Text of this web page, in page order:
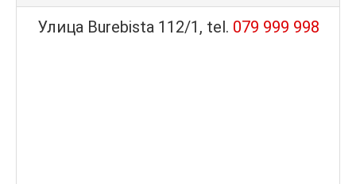
Улица Burebista 112/1, tel. 079 999 998